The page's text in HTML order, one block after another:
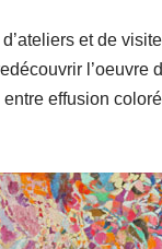
et de
l’oeuvre
effusion